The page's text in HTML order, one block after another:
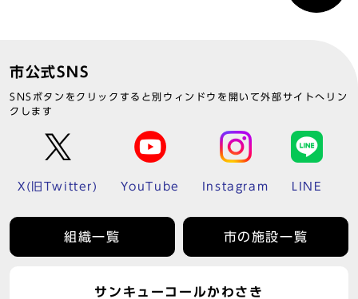
市公式SNS
SNSボタンをクリックすると別ウィンドウを開いて外部サイトへリン
クします
X(旧Twitter) YouTube Instagram LINE
組織一覧 市の施設一覧
サンキューコールかわさき